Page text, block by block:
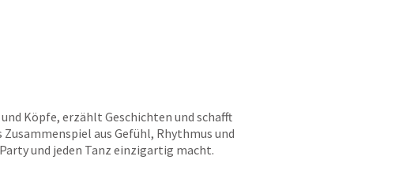
Köpfe, erzählt Geschichten und schafft
aus Gefühl, Rhythmus und
und jeden Tanz einzigartig macht.